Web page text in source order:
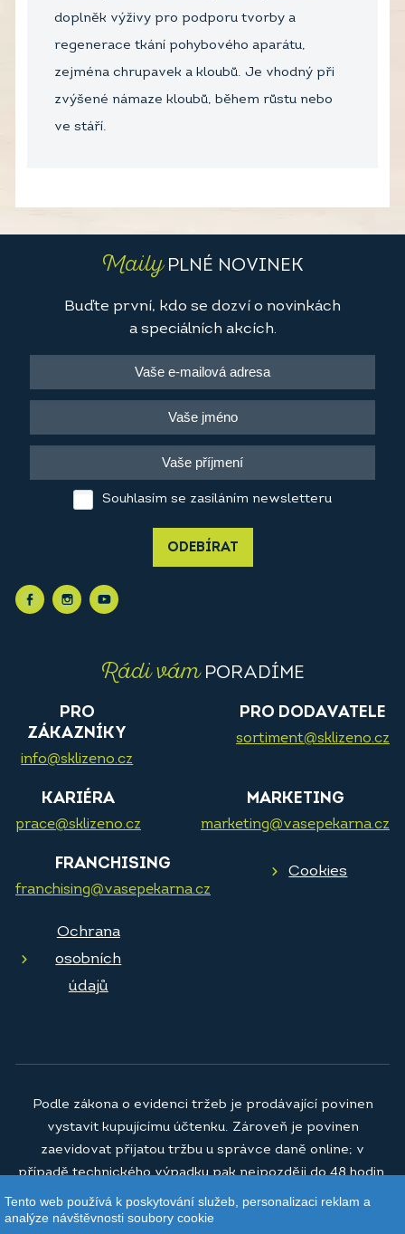
doplněk výživy pro podporu tvorby a
regenerace tkání pohybového aparátu,
zejména chrupavek a kloubů. Je vhodný při
zvýšené námaze kloubů, během růstu nebo
ve stáří.
MailyPLNÉ NOVINEK
Buďte první, kdo se dozví o novinkách
a speciálních akcích.
Souhlasím se zasíláním newsletteru
ODEBÍRAT
Rádi vámPORADÍME
PRO
ZÁKAZNÍKY
info@sklizeno.cz
PRO DODAVATELE
sortiment@sklizeno.cz
KARIÉRA
prace@sklizeno.cz
MARKETING
marketing@vasepekarna.cz
FRANCHISING
franchising@vasepekarna.cz
Cookies
Ochrana
osobních
údajů
© 2026Vaše pekárna a.s.
Podle zákona o evidenci tržeb je prodávající povinen
vystavit kupujícímu účtenku. Zároveň je povinen
zaevidovat přijatou tržbu u správce daně online; v
případě technického výpadku pak nejpozději do 48 hodin.
Tento web používá k poskytování služeb, personalizaci reklam a
analýze návštěvnosti soubory cookie